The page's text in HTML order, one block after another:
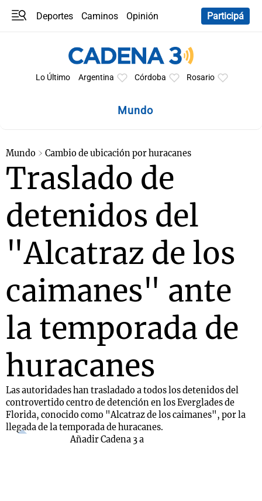
Deportes Caminos
Opinión
Participá
Lo Último Argentina Córdoba Rosario
Mundo
Mundo Cambio de ubicación por huracanes
Traslado de
detenidos del
"Alcatraz de los
caimanes" ante
la temporada de
huracanes
Las autoridades han trasladado a todos los detenidos del
controvertido centro de detención en los Everglades de
Florida, conocido como "Alcatraz de los caimanes", por la
llegada de la temporada de huracanes.
Añadir Cadena 3 a